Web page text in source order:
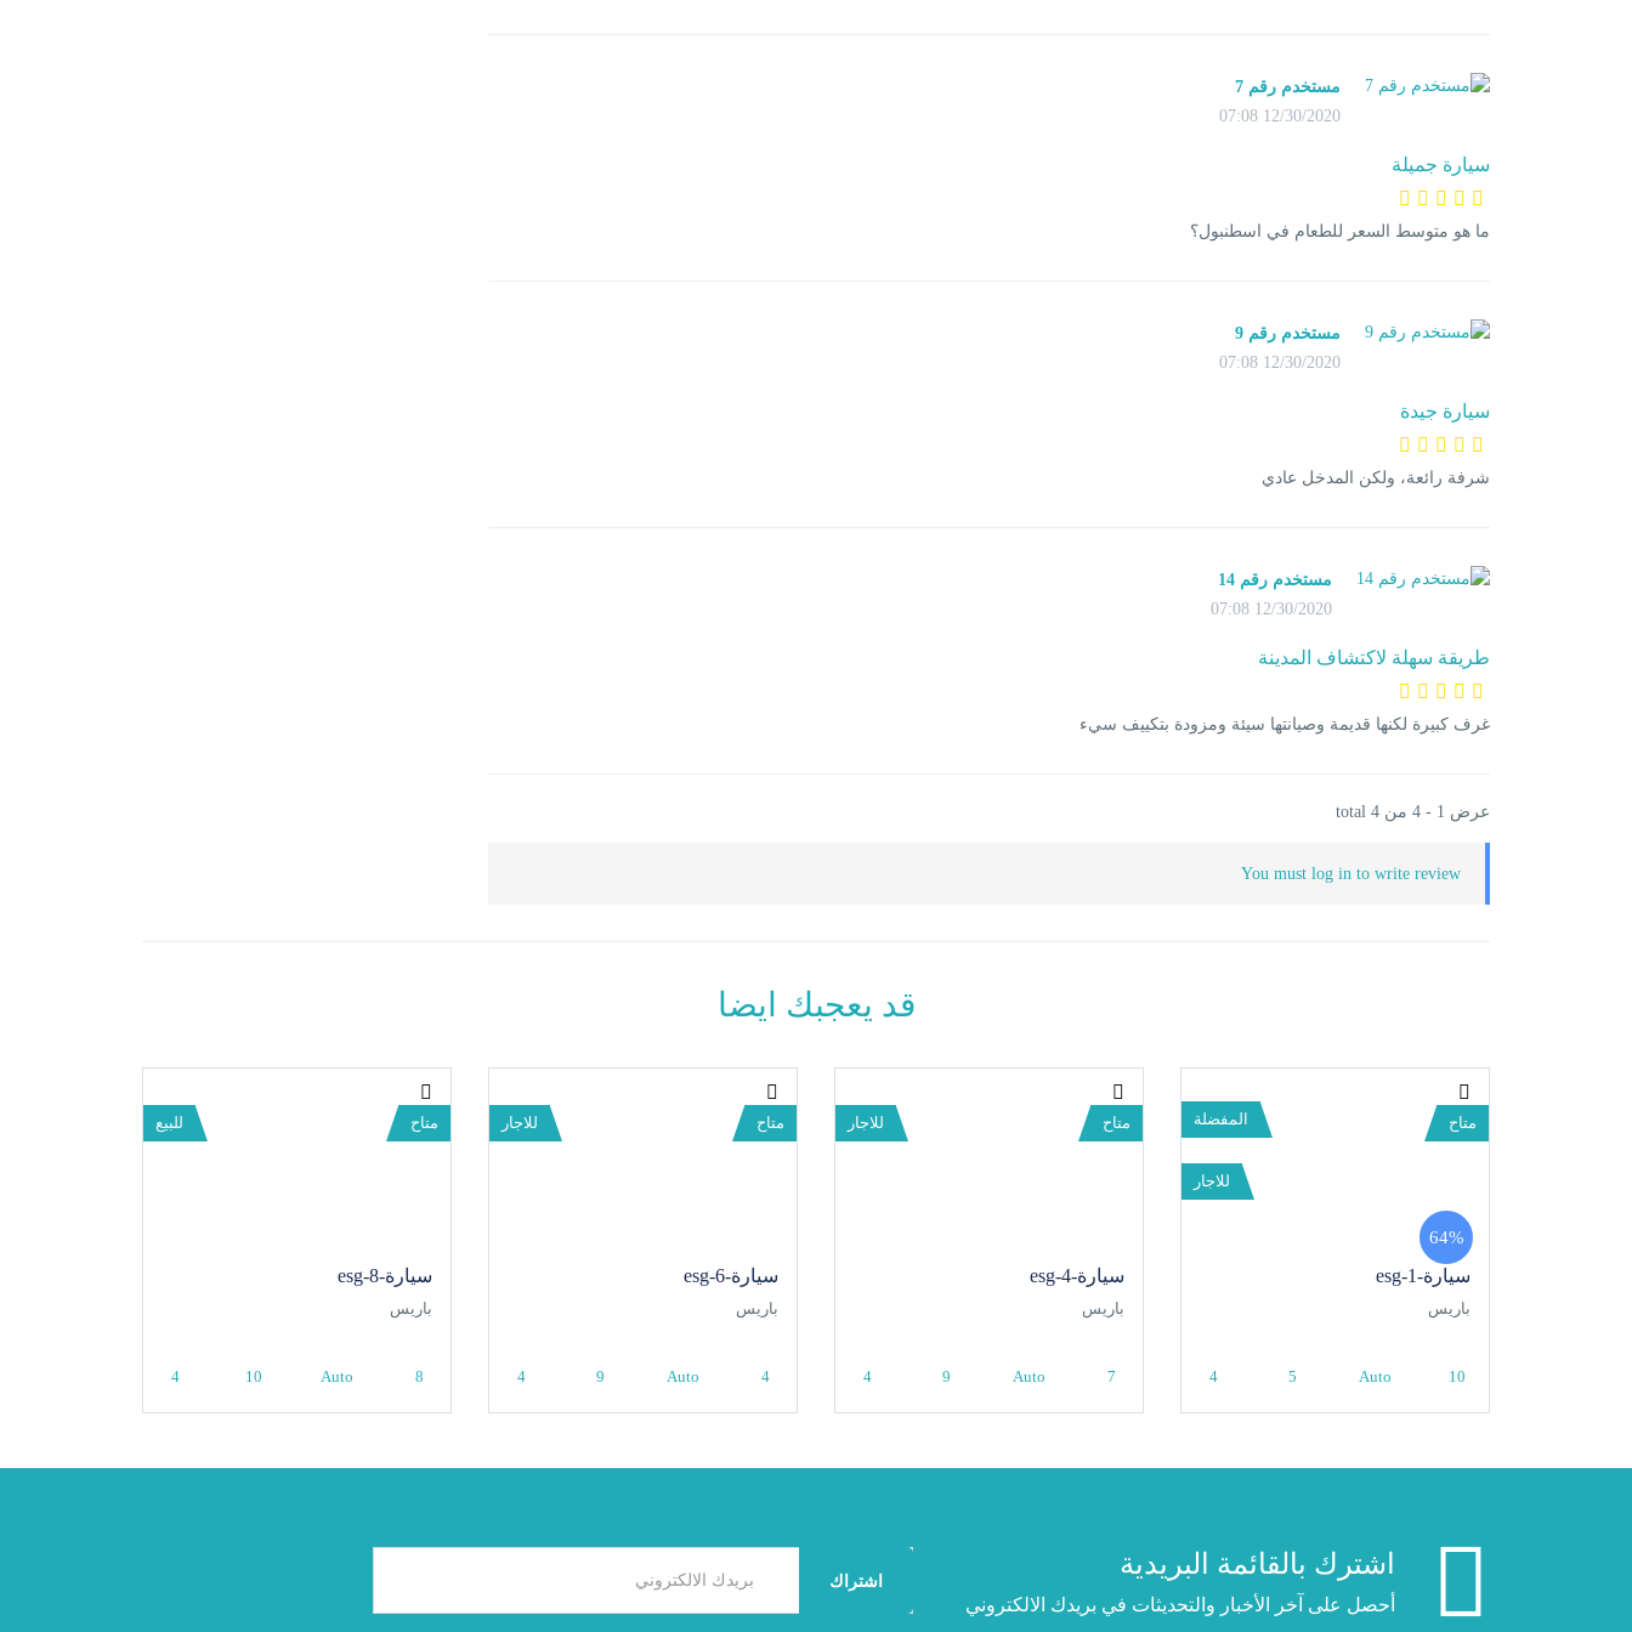
مستخدم رقم 7
12/30/2020 07:08
سيارة جميلة
ما هو متوسط السعر للطعام في اسطنبول؟
مستخدم رقم 9
12/30/2020 07:08
سيارة جيدة
شرفة رائعة، ولكن المدخل عادي
مستخدم رقم 14
12/30/2020 07:08
طريقة سهلة لاكتشاف المدينة
غرف كبيرة لكنها قديمة وصيانتها سيئة ومزودة بتكييف سيء
عرض 1 - 4 من 4 total
You must log in to write review
قد يعجبك ايضا
المفضلة متاح
للاجار
سيارة-1-esg
64%
باريس
10
Auto
5
4
متاح للاجار
سيارة-4-esg
باريس
7
Auto
9
4
متاح للاجار
سيارة-6-esg
باريس
4
Auto
9
4
متاح للبيع
سيارة-8-esg
باريس
8
Auto
10
4
اشترك بالقائمة البريدية
أحصل على آخر الأخبار والتحديثات في بريدك الالكتروني
اشتراك